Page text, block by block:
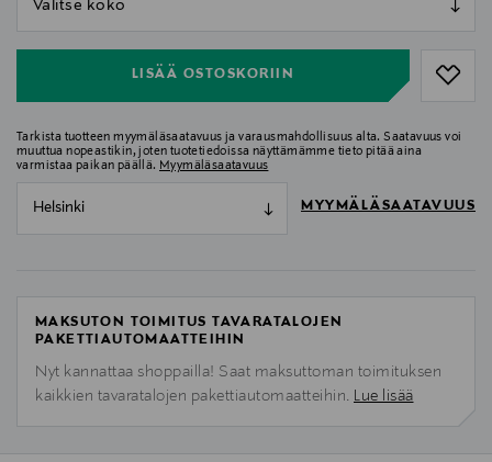
LISÄÄ OSTOSKORIIN
Tarkista tuotteen myymäläsaatavuus ja varausmahdollisuus alta. Saatavuus voi
muuttua nopeastikin, joten tuotetiedoissa näyttämämme tieto pitää aina
varmistaa paikan päällä. Myymäläsaatavuus
Helsinki MYYMÄLÄSAATAVUUS
MAKSUTON TOIMITUS TAVARATALOJEN
PAKETTIAUTOMAATTEIHIN
Nyt kannattaa shoppailla! Saat maksuttoman toimituksen
kaikkien tavaratalojen pakettiautomaatteihin. Lue lisää